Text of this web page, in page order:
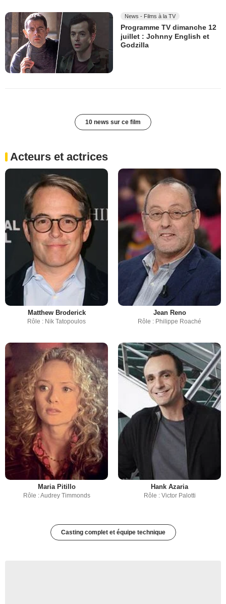
News - Films à la TV
Programme TV dimanche 12
juillet : Johnny English et
Godzilla
10 news sur ce film
Acteurs et actrices
Matthew Broderick
Rôle : Nik Tatopoulos
Jean Reno
Rôle : Philippe Roaché
Maria Pitillo
Rôle : Audrey Timmonds
Hank Azaria
Rôle : Victor Palotti
Casting complet et équipe technique